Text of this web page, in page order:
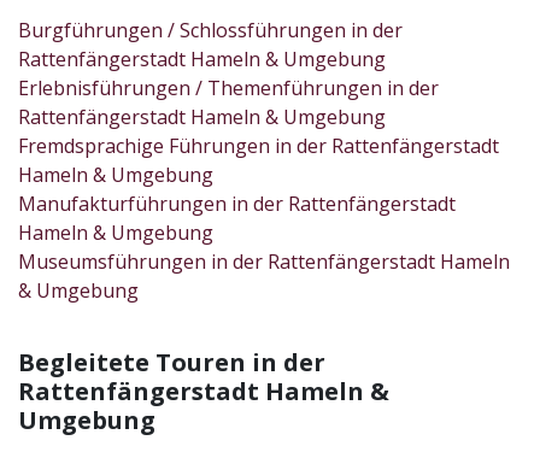
Burgführungen / Schlossführungen in der
Rattenfängerstadt Hameln & Umgebung
Erlebnisführungen / Themenführungen in der
Rattenfängerstadt Hameln & Umgebung
Fremdsprachige Führungen in der Rattenfängerstadt
Hameln & Umgebung
Manufakturführungen in der Rattenfängerstadt
Hameln & Umgebung
Museumsführungen in der Rattenfängerstadt Hameln
& Umgebung
Begleitete Touren in der
Rattenfängerstadt Hameln &
Umgebung